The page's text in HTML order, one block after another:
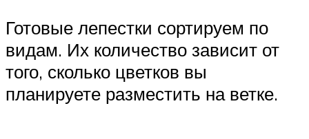
Готовые лепестки сортируем по
видам. Их количество зависит от
того, сколько цветков вы
планируете разместить на ветке.